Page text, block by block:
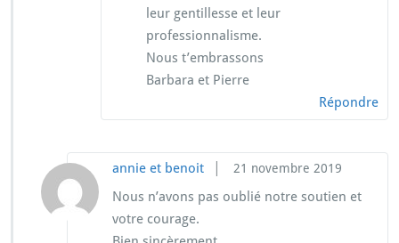
leur gentillesse et leur
professionnalisme.
Nous t’embrassons
Barbara et Pierre
Répondre
annie et benoit 21 novembre 2019
Nous n’avons pas oublié notre soutien et
votre courage.